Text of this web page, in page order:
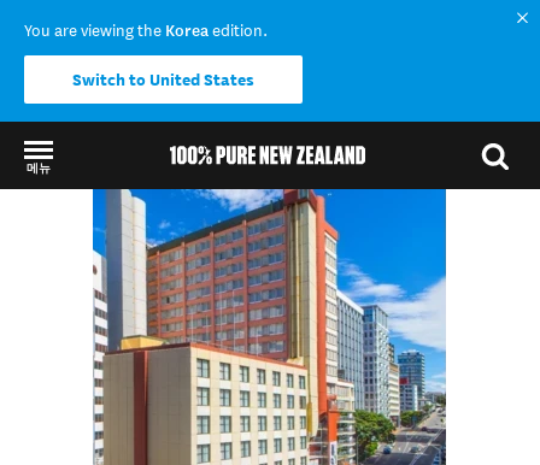
You are viewing the Koreaedition.
Switch to United States
메뉴
Back to my results